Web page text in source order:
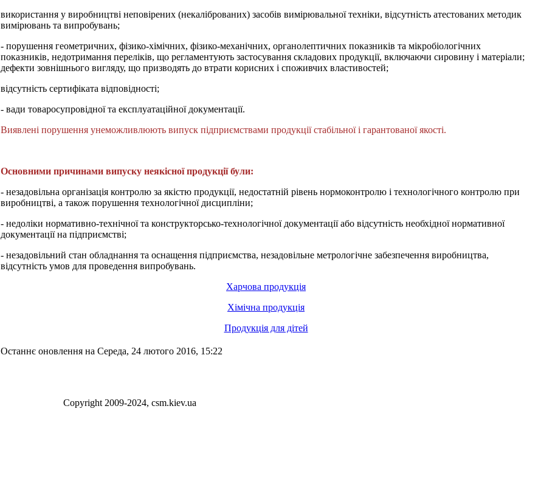
використання у виробництві неповірених (некаліброваних) засобів вимірювальної техніки, відсутність атестованих методик
вимірювань та випробувань;
- порушення геометричних, фізико-хімічних, фізико-механічних, органолептичних показників та мікробіологічних
показників, недотримання переліків, що регламентують застосування складових продукції, включаючи сировину і матеріали;
дефекти зовнішнього вигляду, що призводять до втрати корисних і споживчих властивостей;
відсутність сертифіката відповідності;
- вади товаросупровідної та експлуатаційної документації.
Виявлені порушення унеможливлюють випуск підприємствами продукції стабільної і гарантованої якості.
Основними причинами випуску неякісної продукції були:
- незадовільна організація контролю за якістю продукції, недостатній рівень нормоконтролю і технологічного контролю при
виробництві, а також порушення технологічної дисципліни;
- недоліки нормативно-технічної та конструкторсько-технологічної документації або відсутність необхідної нормативної
документації на підприємстві;
- незадовільний стан обладнання та оснащення підприємства, незадовільне метрологічне забезпечення виробництва,
відсутність умов для проведення випробувань.
Харчова продукція
Хімічна продукція
Продукція для дітей
Останнє оновлення на Середа, 24 лютого 2016, 15:22
Сopyright 2009-2024, csm.kiev.ua